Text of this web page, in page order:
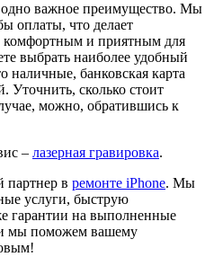
важное преимущество. Мы
оплаты, что делает
комфортным и приятным для
выбрать наиболее удобный
наличные, банковская карта
Уточнить, сколько стоит
можно, обратившись к
– лазерная гравировка.
в ремонте iPhone. Мы
услуги, быструю
гарантии на выполненные
мы поможем вашему